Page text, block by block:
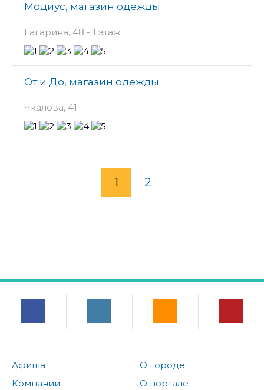
Модиус, магазин одежды
Гагарина, 48 - 1 этаж
От и До, магазин одежды
Чкалова, 41
1 2
Афиша
Компании
О городе
О портале